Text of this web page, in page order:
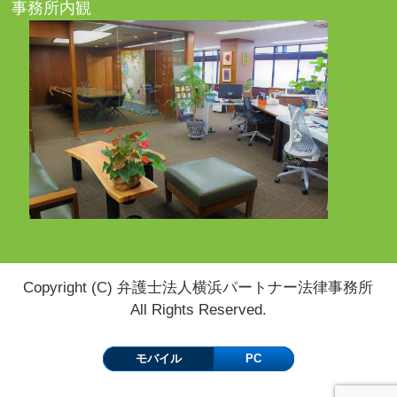
事務所内観
Copyright (C) 弁護士法人横浜パートナー法律事務所
All Rights Reserved.
モバイル PC